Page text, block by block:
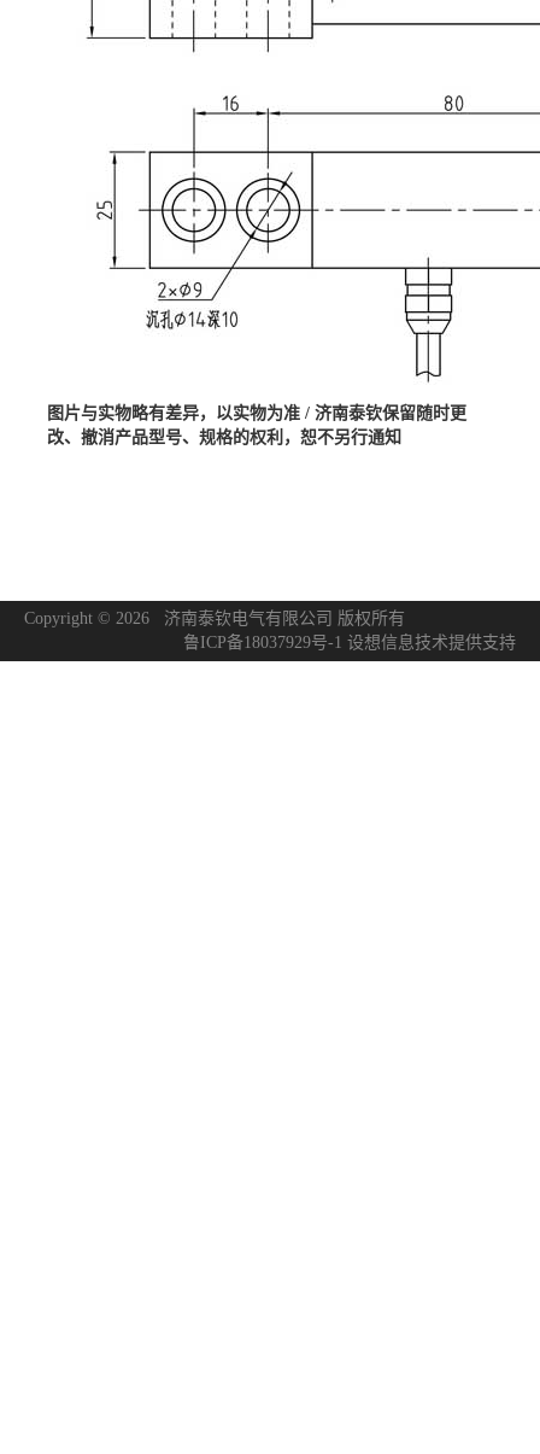
图片与实物略有差异，以实物为准 / 济南泰钦保留随时更
改、撤消产品型号、规格的权利，恕不另行通知
Copyright © 2026 济南泰钦电气有限公司 版权所有
鲁ICP备18037929号-1 设想信息技术提供支持